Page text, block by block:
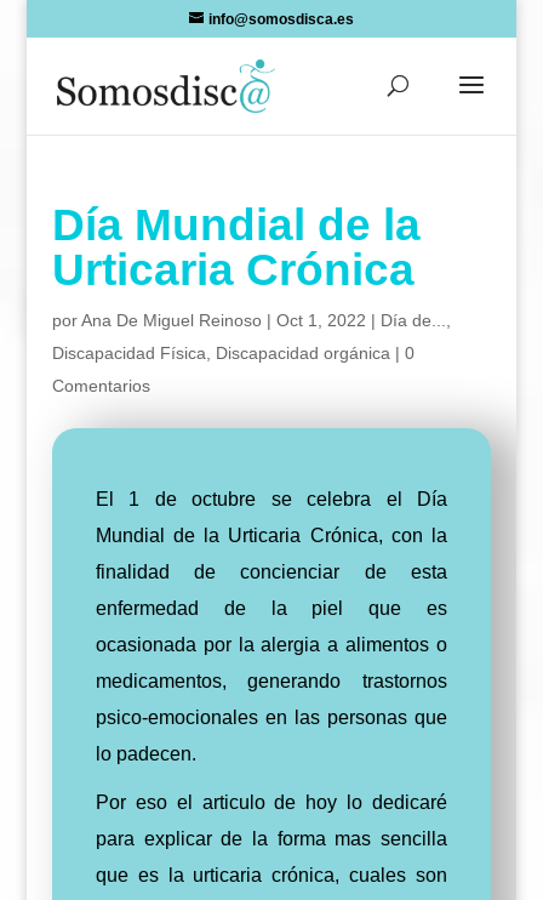
info@somosdisca.es
Día Mundial de la
Urticaria Crónica
porAna De Miguel Reinoso| Oct 1, 2022 | Día de...
Discapacidad Física
Discapacidad orgánica | 0
Comentarios
El 1 de octubre se celebra el Día
Mundial de la Urticaria Crónica, con la
finalidad de concienciar de esta
enfermedad de la piel que es
ocasionada por la alergia a alimentos o
medicamentos, generando trastornos
psico-emocionales en las personas que
lo padecen.
Por eso el articulo de hoy lo dedicaré
para explicar de la forma mas sencilla
que es la urticaria crónica, cuales son